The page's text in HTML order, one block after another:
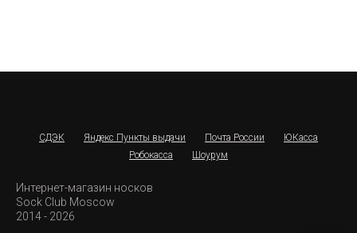
СДЭК Яндекс Пункты выдачи Почта России
ЮКасса
Робокасса
Шоурум
Интернет-магазин носков
Sock Club Moscow
2014 - 2026